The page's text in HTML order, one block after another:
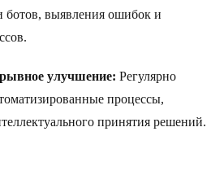
ботов, выявления ошибок и
улучшение: Регулярно
процессы,
принятия решений.